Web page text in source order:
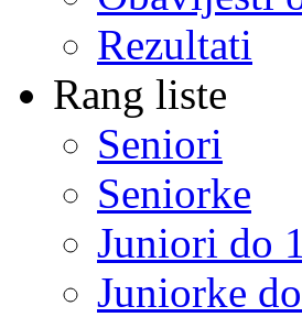
Rezultati
Rang liste
Seniori
Seniorke
Juniori do
Juniorke